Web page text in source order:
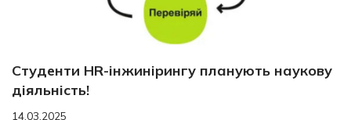
Студенти HR-інжинірингу планують наукову
діяльність!
14.03.2025